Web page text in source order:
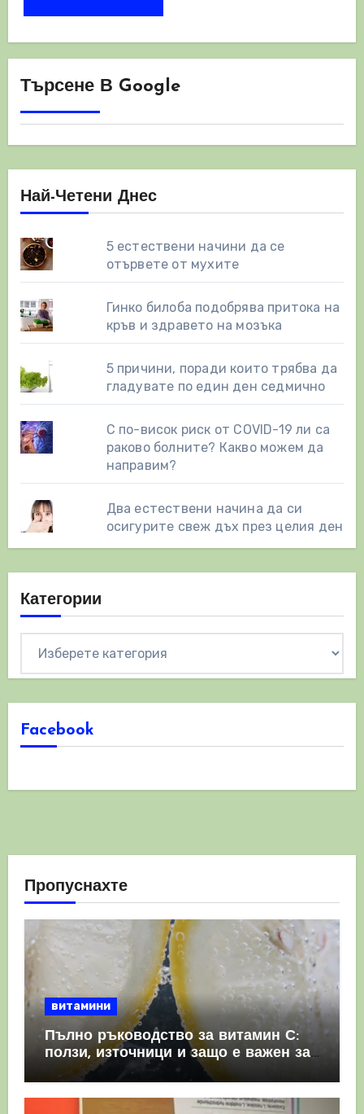
Търсене В Google
Най-Четени Днес
5 естествени начини да се
отървете от мухите
Гинко билоба подобрява притока на
кръв и здравето на мозъка
5 причини, поради които трябва да
гладувате по един ден седмично
С по-висок риск от COVID-19 ли са
раково болните? Какво можем да
направим?
Два естествени начинa да си
осигурите свеж дъх през целия ден
Категории
Facebook
Пропуснахте
витамини
Пълно ръководство за витамин С:
ползи, източници и защо е важен за
имунната система